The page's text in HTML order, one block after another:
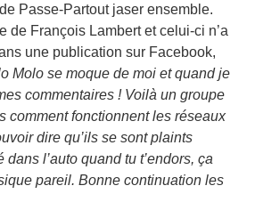
Passe-Partout jaser ensemble.
de François Lambert et celui-ci n’a
une publication sur Facebook,
Molo se moque de moi et quand je
commentaires ! Voilà un groupe
comment fonctionnent les réseaux
dire qu’ils se sont plaints
dans l’auto quand tu t’endors, ça
pareil. Bonne continuation les